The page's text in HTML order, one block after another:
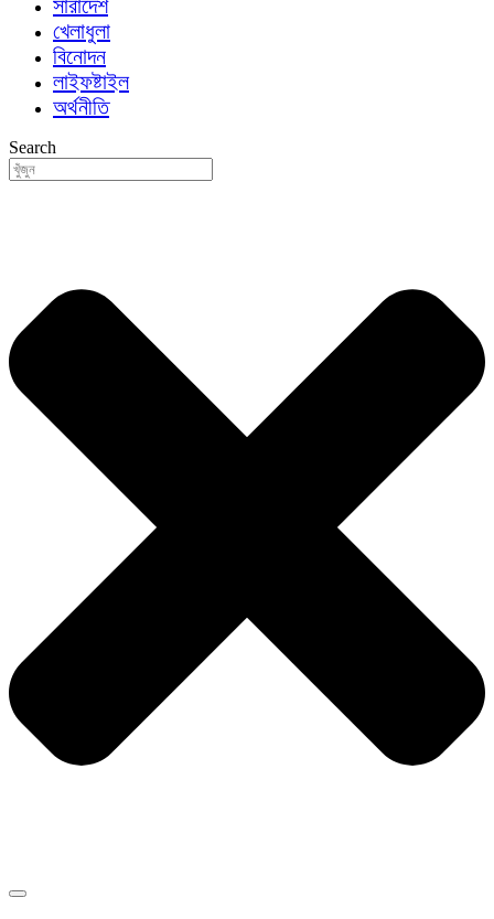
সারাদেশ
খেলাধুলা
বিনোদন
লাইফষ্টাইল
অর্থনীতি
Search